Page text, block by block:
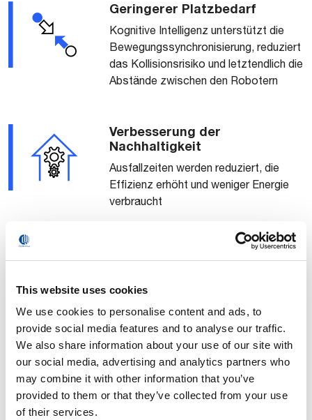
This website uses cookies
We use cookies to personalise content and ads, to
provide social media features and to analyse our traffic.
We also share information about your use of our site with
our social media, advertising and analytics partners who
may combine it with other information that you’ve
provided to them or that they’ve collected from your use
of their services.
Geringerer Platzbedarf
Kognitive Intelligenz unterstützt die
Bewegungssynchronisierung, reduziert
das Kollisionsrisiko und letztendlich die
Abstände zwischen den Robotern
Verbesserung der
Nachhaltigkeit
Ausfallzeiten werden reduziert, die
Effizienz erhöht und weniger Energie
verbraucht
fördern
So steigern Sie Ihr Geschäft mit
künstlicher Intelligenz, Vision Systemen
und fortschrittlicher Robotik